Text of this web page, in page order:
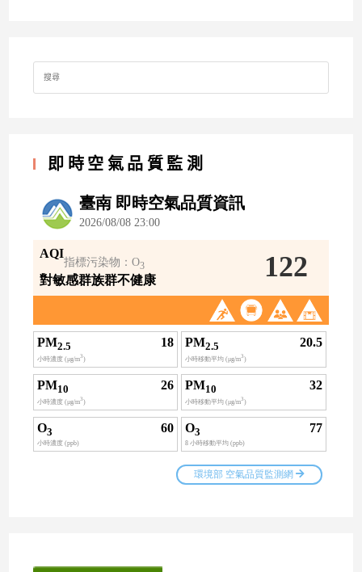
Search
for:
即時空氣品質監測